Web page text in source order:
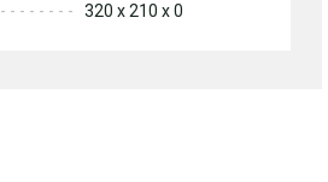
320 x 210 x 0